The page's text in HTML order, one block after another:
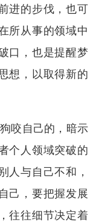
进的步伐，也可
所从事的领域中
口，也是提醒梦
想，以取得新的
咬自己的，暗示
个人领域突破的
人与自己不和，
己，要把握发展
往往细节决定着